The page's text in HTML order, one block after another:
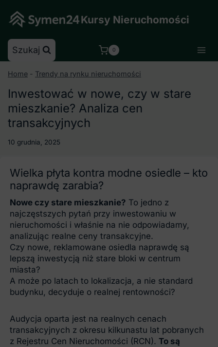
content
Kursy Nieruchomości
Szukaj 0
Home - Trendy na rynku nieruchomości
Inwestować w nowe, czy w stare
mieszkanie? Analiza cen
transakcyjnych
10 grudnia, 2025
Wielka płyta kontra modne osiedle – kto
naprawdę zarabia?
Nowe czy stare mieszkanie? To jedno z
najczęstszych pytań przy inwestowaniu w
nieruchomości i właśnie na nie odpowiadamy,
analizując realne ceny transakcyjne.
Czy nowe, reklamowane osiedla naprawdę są
lepszą inwestycją niż stare bloki w centrum
miasta?
A może po latach to lokalizacja, a nie standard
budynku, decyduje o realnej rentowności?
Audycja oparta jest na realnych cenach
transakcyjnych z okresu kilkunastu lat pobranych
z Rejestru Cen Nieruchomości (RCN). To są